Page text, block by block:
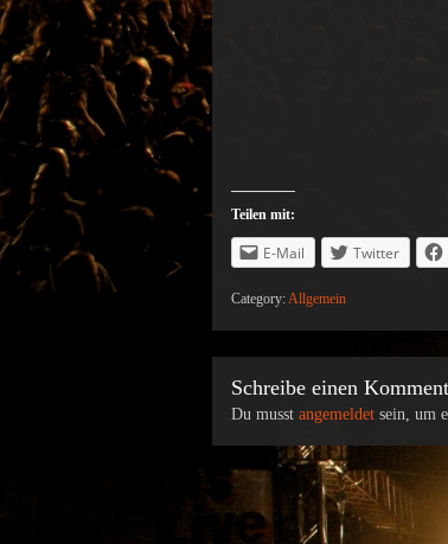
Teilen mit:
E-Mail Twitter
Category:Allgemein
Schreibe einen
Du musst angemeldet sein, um